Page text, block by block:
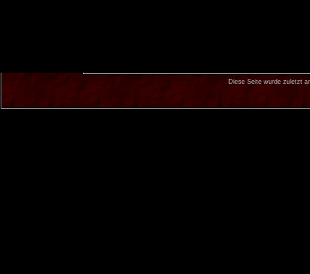
Diese Seite wurde zuletzt